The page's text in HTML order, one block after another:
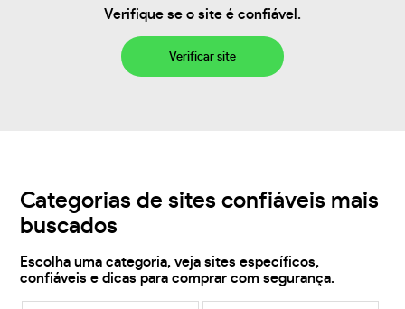
Verifique se o site é confiável.
Verificar site
Categorias de sites confiáveis mais
buscados
Escolha uma categoria, veja sites específicos,
confiáveis e dicas para comprar com segurança.